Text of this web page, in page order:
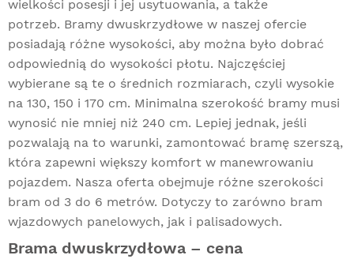
wielkości posesji i jej usytuowania, a także
potrzeb. Bramy dwuskrzydłowe w naszej ofercie
posiadają różne wysokości, aby można było dobrać
odpowiednią do wysokości płotu. Najczęściej
wybierane są te o średnich rozmiarach, czyli wysokie
na 130, 150 i 170 cm. Minimalna szerokość bramy musi
wynosić nie mniej niż 240 cm. Lepiej jednak, jeśli
pozwalają na to warunki, zamontować bramę szerszą,
która zapewni większy komfort w manewrowaniu
pojazdem. Nasza oferta obejmuje różne szerokości
bram od 3 do 6 metrów. Dotyczy to zarówno bram
wjazdowych panelowych, jak i palisadowych.
Brama dwuskrzydłowa – cena